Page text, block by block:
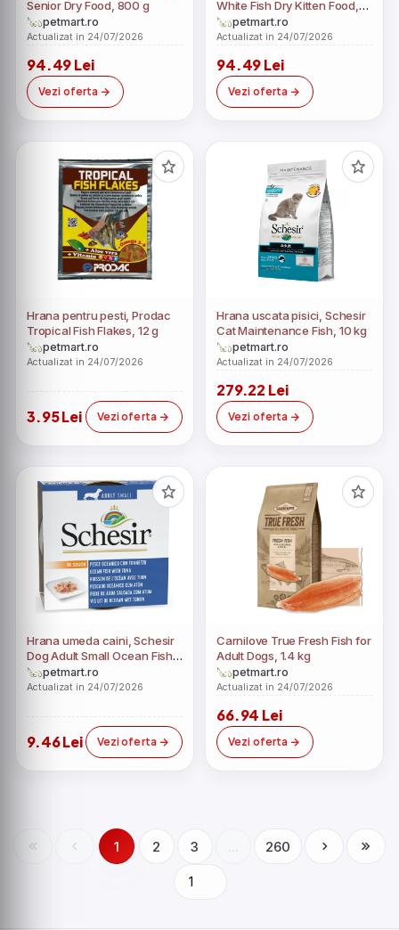
Senior Dry Food, 800 g
petmart.ro
Actualizat in 24/07/2026
94.49 Lei
Vezi oferta
White Fish Dry Kitten Food,
800 gpetmart.ro
Actualizat in 24/07/2026
94.49 Lei
Vezi oferta
Hrana pentru pesti, Prodac
Tropical Fish Flakes, 12 g
petmart.ro
Actualizat in 24/07/2026
3.95 Lei Vezi oferta
Hrana uscata pisici, Schesir
Cat Maintenance Fish, 10 kg
petmart.ro
Actualizat in 24/07/2026
279.22 Lei
Vezi oferta
Hrana umeda caini, Schesir
Dog Adult Small Ocean Fish
with Tuna in Sauce, 85 g
petmart.ro
Actualizat in 24/07/2026
9.46 Lei Vezi oferta
Carnilove True Fresh Fish for
Adult Dogs, 1.4 kg
petmart.ro
Actualizat in 24/07/2026
66.94 Lei
Vezi oferta
1 2 3 ... 260